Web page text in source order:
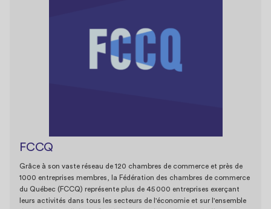
FCCQ
Grâce à son vaste réseau de 120 chambres de commerce et près de
1000 entreprises membres, la Fédération des chambres de commerce
du Québec (FCCQ) représente plus de 45 000 entreprises exerçant
leurs activités dans tous les secteurs de l'économie et sur l'ensemble